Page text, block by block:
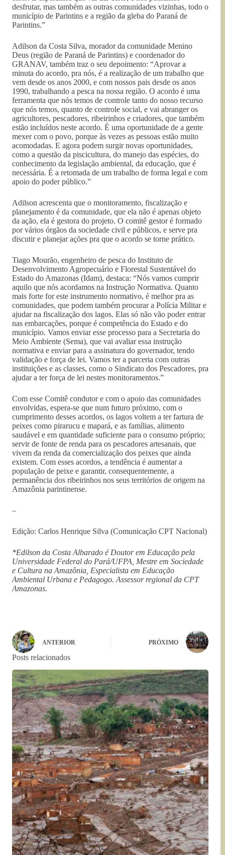
desfrutar, mas também as outras comunidades vizinhas, todo o
município de Parintins e a região da gleba do Paraná de
Parintins.”
Adilson da Costa Silva, morador da comunidade Menino
Deus (região de Paraná de Parintins) e coordenador do
GRANAV, também traz o seu depoimento: “Aprovar a
minuta do acordo, pra nós, é a realização de um trabalho que
vem desde os anos 2000, e com nossos pais desde os anos
1990, trabalhando a pesca na nossa região. O acordo é uma
ferramenta que nós temos de controle tanto do nosso recurso
que nós temos, quanto de controle social, e vai abranger os
agricultores, pescadores, ribeirinhos e criadores, que também
estão incluídos neste acordo. É uma oportunidade de a gente
mexer com o povo, porque às vezes as pessoas estão muito
acomodadas. E agora podem surgir novas oportunidades,
como a questão da piscicultura, do manejo das espécies, do
conhecimento da legislação ambiental, da educação, que é
necessária. É a retomada de um trabalho de forma legal e com
apoio do poder público.”
Adilson acrescenta que o monitoramento, fiscalização e
planejamento é da comunidade, que ela não é apenas objeto
da ação, ela é gestora do projeto. O comitê gestor é formado
por vários órgãos da sociedade civil e públicos, e serve pra
discutir e planejar ações pra que o acordo se torne prático.
Tiago Mourão, engenheiro de pesca do Instituto de
Desenvolvimento Agropecuário e Florestal Sustentável do
Estado do Amazonas (Idam), destaca: “Nós vamos cumprir
aquilo que nós acordamos na Instrução Normativa. Quanto
mais forte for este instrumento normativo, é melhor pra as
comunidades, que podem também procurar a Polícia Militar e
ajudar na fiscalização dos lagos. Elas só não vão poder entrar
nas embarcações, porque é competência do Estado e do
município. Vamos enviar esse processo para a Secretaria do
Meio Ambiente (Sema), que vai avaliar essa instrução
normativa e enviar para a assinatura do governador, tendo
validação e força de lei. Vamos ter a parceria com outras
instituições e as classes, como o Sindicato dos Pescadores, pra
ajudar a ter força de lei nestes monitoramentos.”
Com esse Comitê condutor e com o apoio das comunidades
envolvidas, espera-se que num futuro próximo, com o
cumprimento desses acordos, os lagos voltem a ter fartura de
peixes como pirarucu e mapará, e as famílias, alimento
saudável e em quantidade suficiente para o consumo próprio;
servir de fonte de renda para os pescadores artesanais, que
vivem da renda da comercialização dos peixes que ainda
existem. Com esses acordos, a tendência é aumentar a
população de peixe e garantir, consequentemente, a
permanência dos ribeirinhos nos seus territórios de origem na
Amazônia parintinense.
–
Edição: Carlos Henrique Silva (Comunicação CPT Nacional)
*Edilson da Costa Albarado é Doutor em Educação pela
Universidade Federal do Pará/UFPA, Mestre em Sociedade
e Cultura na Amazônia, Especialista em Educação
Ambiental Urbana e Pedagogo. Assessor regional da CPT
Amazonas.
ANTERIOR PRÓXIMO
Posts relacionados